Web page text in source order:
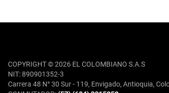
COPYRIGHT © 2026 EL COLOMBIANO S.A.S
NIT: 890901352-3
Carrera 48 N° 30 Sur - 119, Envigado, Antioquia,